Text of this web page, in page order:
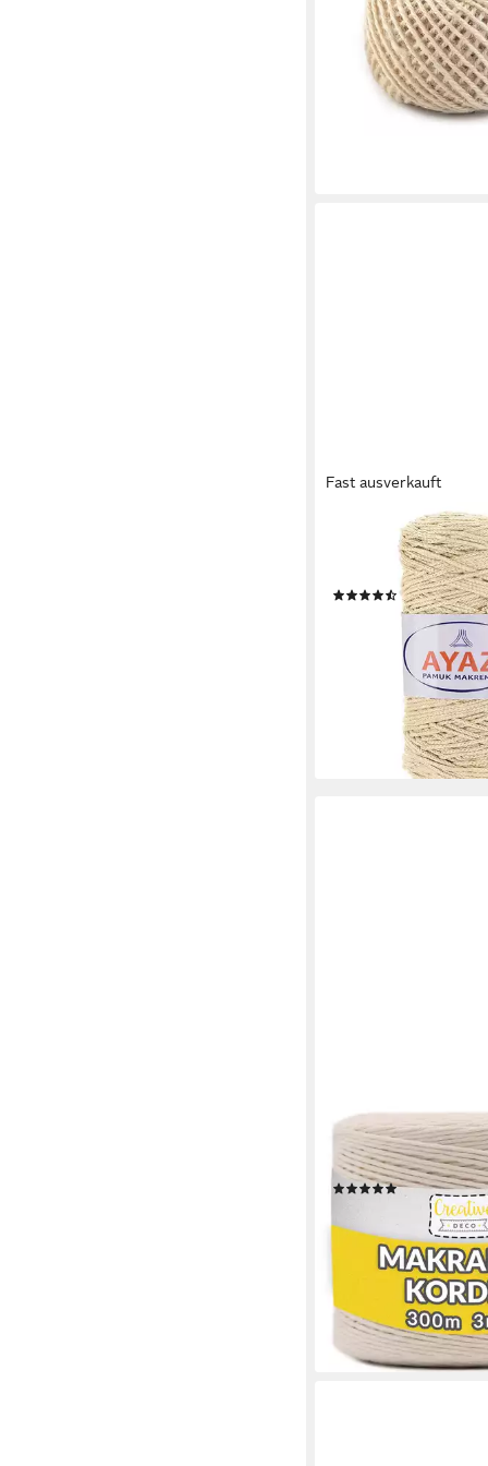
13,00 € UVP52,00 €
-75%
lieferbar - in 4-5
Fast ausverkauft
4 x 250g Strickgarn
Häkelwolle, 1300
(6)
(21,74 €/ 1 kg)
lieferbar - in 3-4
+12
CREATIVE DECO
300m Makramee
Schnur Nähgarn,
(1)
(0,04 €/ 1 m)
lieferbar - in 2-3